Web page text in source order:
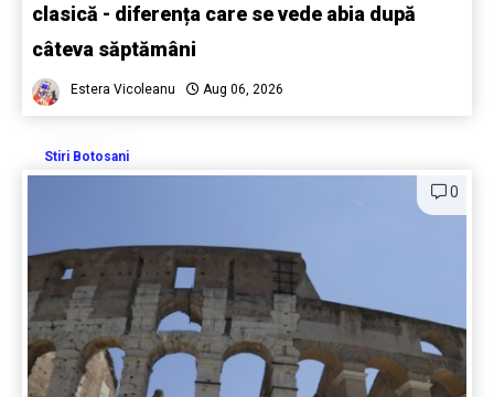
clasică - diferența care se vede abia după
câteva săptămâni
Estera Vicoleanu Aug 06, 2026
Stiri Botosani
0